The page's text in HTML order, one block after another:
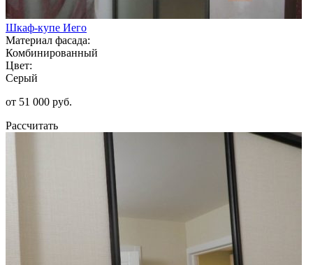
Шкаф-купе Иего
Материал фасада:
Комбинированный
Цвет:
Серый
от 51 000 руб.
Рассчитать